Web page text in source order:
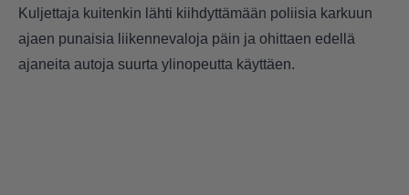
Kuljettaja kuitenkin lähti kiihdyttämään poliisia karkuun
ajaen punaisia liikennevaloja päin ja ohittaen edellä
ajaneita autoja suurta ylinopeutta käyttäen.